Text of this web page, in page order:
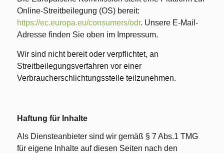
Online-Streitbeilegung (OS) bereit:
https://ec.europa.eu/consumers/odr. Unsere E-Mail-
Adresse finden Sie oben im Impressum.
Wir sind nicht bereit oder verpflichtet, an
Streitbeilegungsverfahren vor einer
Verbraucherschlichtungsstelle teilzunehmen.
Haftung für Inhalte
Als Diensteanbieter sind wir gemäß § 7 Abs.1 TMG
für eigene Inhalte auf diesen Seiten nach den